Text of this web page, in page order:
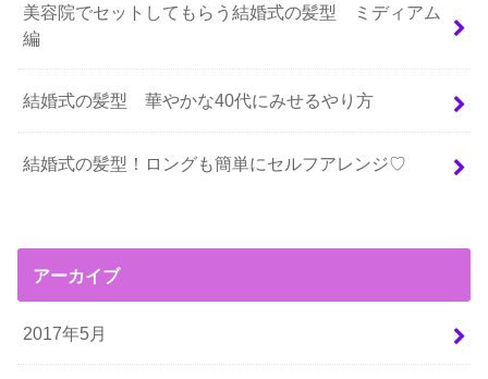
美容院でセットしてもらう結婚式の髪型 ミディアム
編
結婚式の髪型 華やかな40代にみせるやり方
結婚式の髪型！ロングも簡単にセルフアレンジ♡
アーカイブ
2017年5月